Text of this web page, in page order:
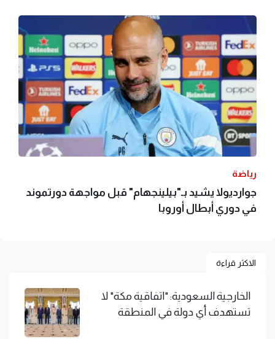
رياضة
جوارديولا يشيد بـ"بيلينجهام" قبل مواجهة دورتموند
في دوري أبطال أوروبا
الاكثر قراءة
الخارجية السعودية: "اتفاقية مكة" لا
تستهدف أي دولة في المنطقة